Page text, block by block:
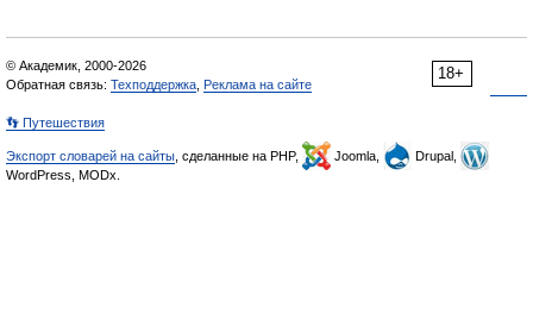
18+
© Академик, 2000-2026
Обратная связь: Техподдержка Реклама на сайте
👣 Путешествия
Экспорт словарей на сайты , сделанные на PHP, Joomla,
Drupal,
WordPress, MODx.